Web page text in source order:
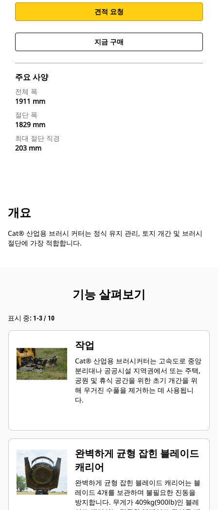
견적 요청
지금 구매
주요 사양
전체 폭
1911 mm
절단 폭
1829 mm
최대 절단 직경
203 mm
개요
Cat® 산업용 브러시 커터는 정식 유지 관리, 토지 개간 및 브러시
절단에 가장 적합합니다.
기능 살펴보기
표시 중: 1-3 / 10
작업
Cat® 산업용 브러시커터는 고속도로 중앙
분리대나 공공시설 지역권에서 또는 주택,
공원 및 휴식 공간을 위한 초기 개간을 위
해 우거진 수풀을 제거하는 데 사용됩니
다.
완벽하게 균형 잡힌 블레이드
캐리어
완벽하게 균형 잡힌 블레이드 캐리어는 블
레이드 4개를 보관하며 불필요한 진동을
방지합니다. 무게가 409kg(900lb)인 블레